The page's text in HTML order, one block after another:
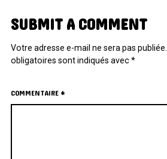
SUBMIT A COMMENT
Votre adresse e-mail ne sera pas publiée.
obligatoires sont indiqués avec*
COMMENTAIRE*